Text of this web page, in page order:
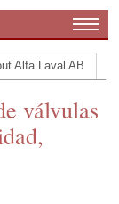
Alfa Laval AB
válvulas